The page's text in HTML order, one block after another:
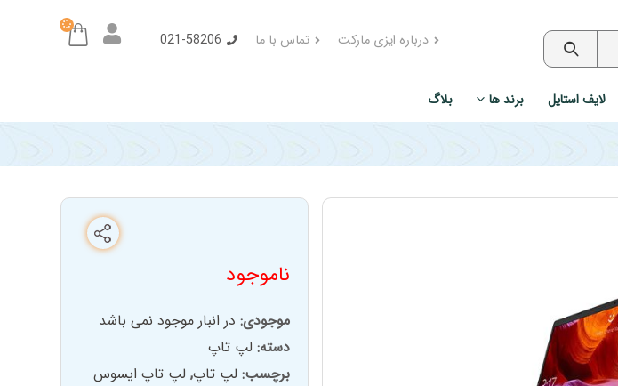
درباره ایزی مارکت تماس با ما 021-58206
لایف استایل برند ها بلاگ
ناموجود
موجودی: در انبار موجود نمی باشد
دسته: لپ تاپ
برچسب: لپ تاپ, لپ تاپ ایسوس